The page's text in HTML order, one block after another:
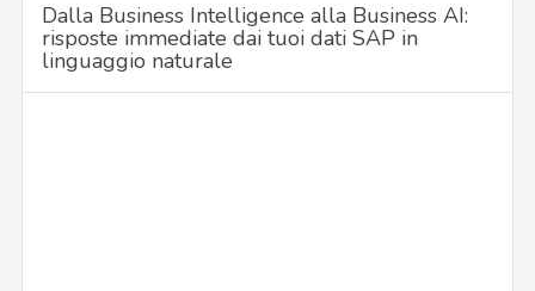
Dalla Business Intelligence alla Business AI:
risposte immediate dai tuoi dati SAP in
linguaggio naturale